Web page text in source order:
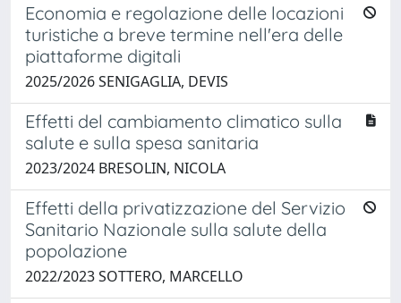
Economia e regolazione delle locazioni
turistiche a breve termine nell'era delle
piattaforme digitali
2025/2026 SENIGAGLIA, DEVIS
Effetti del cambiamento climatico sulla
salute e sulla spesa sanitaria
2023/2024 BRESOLIN, NICOLA
Effetti della privatizzazione del Servizio
Sanitario Nazionale sulla salute della
popolazione
2022/2023 SOTTERO, MARCELLO